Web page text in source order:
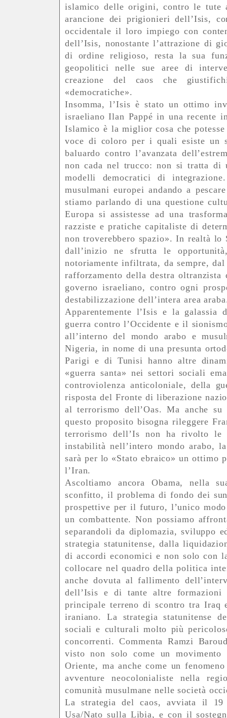
islamico delle origini, contro le tute
arancione dei prigionieri dell’Isis,
occidentale il loro impiego con
dell’Isis, nonostante l’attrazione di
di ordine religioso, resta la sua
geopolitici nelle sue aree di
creazione del caos che
«democratiche».
Insomma, l’Isis è stato un ottimo
israeliano Ilan Pappé in una recente
Islamico è la miglior cosa che
voce di coloro per i quali esiste un
baluardo contro l’avanzata
non cada nel trucco: non si tratta
modelli democratici di
musulmani europei andando a
stiamo parlando di una questione
Europa si assistesse ad una
razziste e pratiche capitaliste di
non troverebbero spazio». In realtà
dall’inizio ne sfrutta le
notoriamente infiltrata, da sempre,
rafforzamento della destra
governo israeliano, contro ogni
destabilizzazione dell’intera area
Apparentemente l’Isis e la
guerra contro l’Occidente e il
all’interno del mondo arabo e
Nigeria, in nome di una presunta
Parigi e di Tunisi hanno altre
«guerra santa» nei settori sociali
controviolenza anticoloniale, della
risposta del Fronte di liberazione
al terrorismo dell’Oas. Ma anche
questo proposito bisogna rileggere
terrorismo dell’Is non ha rivolto
instabilità nell’intero mondo arabo,
sarà per lo «Stato ebraico» un ottimo
l’Iran.
Ascoltiamo ancora Obama, nella
sconfitto, il problema di fondo dei
prospettive per il futuro, l’unico
un combattente. Non possiamo
separandoli da diplomazia, sviluppo
strategia statunitense, dalla
di accordi economici e non solo con
collocare nel quadro della politica
anche dovuta al fallimento
dell’Isis e di tante altre
principale terreno di scontro tra Iraq
iraniano. La strategia statunitense
sociali e culturali molto più
concorrenti. Commenta Ramzi
visto non solo come un
Oriente, ma anche come un
avventure neocolonialiste nella
comunità musulmane nelle società
La strategia del caos, avviata il 19
Usa/Nato sulla Libia, e con il